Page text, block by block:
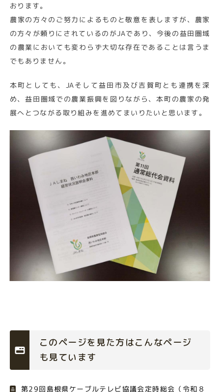
おります。
農家の方々のご努力によるものと敬意を表しますが、農家
の方々が頼りにされているのがJAであり、今後の益田圏域
の農業においても変わらず大切な存在であることは言うま
でもありません。
本町としても、JAそして益田市及び吉賀町とも連携を深
め、益田圏域での農業振興を図りながら、本町の農家の発
展へとつながる取り組みを進めてまいりたいと思います。
このページを見た方はこんなページ
も見ています
第29回島根県ケーブルテレビ協議会定時総会（令和８